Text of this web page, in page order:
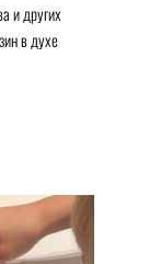
и других
в духе